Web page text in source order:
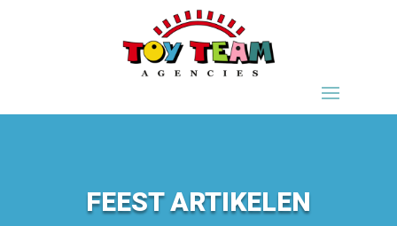
FEEST ARTIKELEN